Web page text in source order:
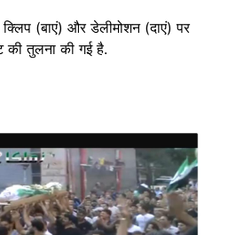
(बाएं) और डेलीमोशन (दाएं) पर
की तुलना की गई है.